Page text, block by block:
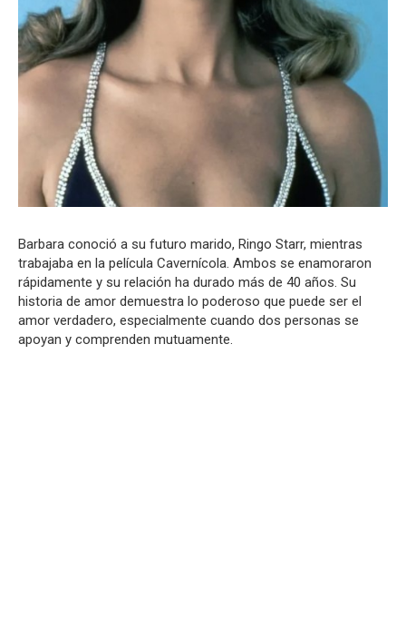
Barbara conoció a su futuro marido, Ringo Starr, mientras
trabajaba en la película Cavernícola. Ambos se enamoraron
rápidamente y su relación ha durado más de 40 años. Su
historia de amor demuestra lo poderoso que puede ser el
amor verdadero, especialmente cuando dos personas se
apoyan y comprenden mutuamente.